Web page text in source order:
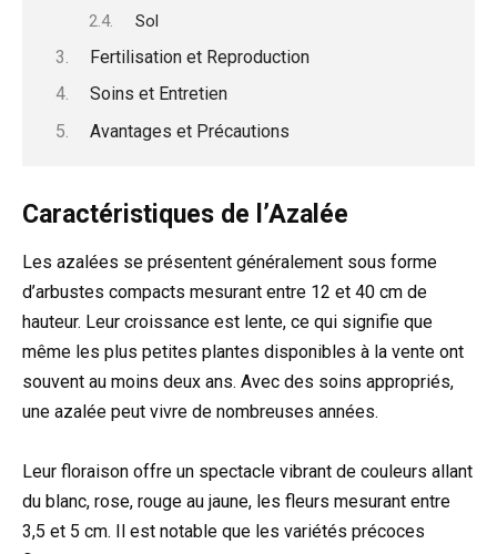
Sol
Fertilisation et Reproduction
Soins et Entretien
Avantages et Précautions
Caractéristiques de l’Azalée
Les azalées se présentent généralement sous forme
d’arbustes compacts mesurant entre 12 et 40 cm de
hauteur. Leur croissance est lente, ce qui signifie que
même les plus petites plantes disponibles à la vente ont
souvent au moins deux ans. Avec des soins appropriés,
une azalée peut vivre de nombreuses années.
Leur floraison offre un spectacle vibrant de couleurs allant
du blanc, rose, rouge au jaune, les fleurs mesurant entre
3,5 et 5 cm. Il est notable que les variétés précoces